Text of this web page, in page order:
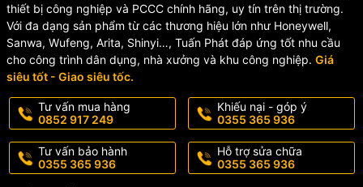
thiết bị công nghiệp và PCCC chính hãng, uy tín trên thị trường.
Với đa dạng sản phẩm từ các thương hiệu lớn như Honeywell,
Sanwa, Wufeng, Arita, Shinyi…, Tuấn Phát đáp ứng tốt nhu cầu
cho công trình dân dụng, nhà xưởng và khu công nghiệp. Giá
siêu tốt - Giao siêu tốc.
Tư vấn mua hàng
0852 917 249
Khiếu nại - góp ý
0355 365 936
Tư vấn bảo hành
0355 365 936
Hỗ trợ sửa chữa
0355 365 936